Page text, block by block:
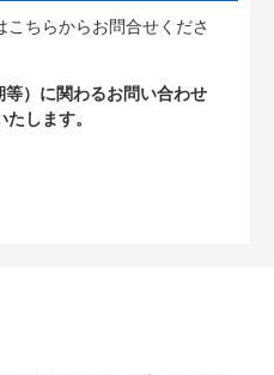
ちらからお問合せくださ
）に関わるお問い合わせ
します。